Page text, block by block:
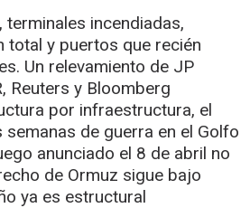
incendiadas,
total y puertos que recién
Un relevamiento de JP
Reuters y Bloomberg
por infraestructura, el
de guerra en el Golfo
anunciado el 8 de abril no
de Ormuz sigue bajo
ya es estructural